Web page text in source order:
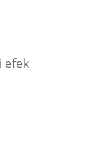
efek